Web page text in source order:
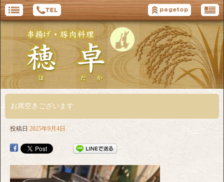
お席空きございます
投稿日 2025年9月4日